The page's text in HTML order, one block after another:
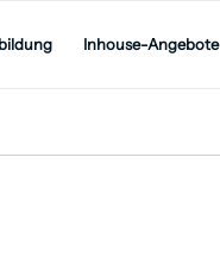
Inhouse-Angebote